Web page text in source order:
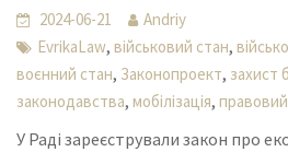
2024-06-21
Andriy
EvrikaLaw, військовий стан,
воєнний стан, Законопроект, захист
законодавства, мобілізація,
У Раді зареєстрували закон про